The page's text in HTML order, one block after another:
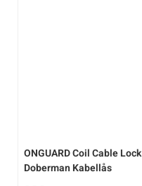
ONGUARDCoil Cable Lock
Doberman Kabellås